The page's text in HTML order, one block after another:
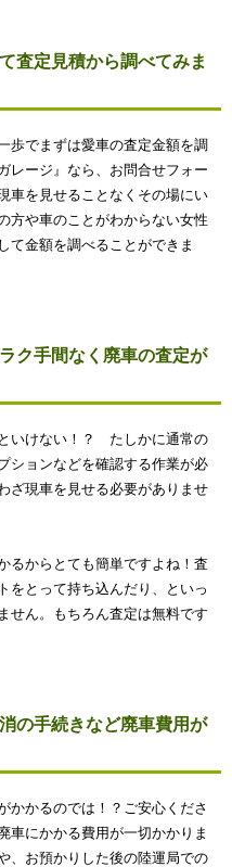
査定見積から調べてみま
歩でまずは愛車の査定金額を調
レージ』なら、お問合せフォー
車を見せることなくその場にい
方や車のことがわからない女性
て金額を調べることができま
ク手間なく廃車の査定が
いけない！？ たしかに通常の
ションなどを確認する作業が必
ざ現車を見せる必要がありませ
るからとても簡単ですよね！査
をとって持ち込んだり、といっ
せん。もちろん査定は無料です
の手続きなど廃車費用が
かかるのでは！？ご安心くださ
車にかかる費用が一切かかりま
、お預かりした後の陸運局での